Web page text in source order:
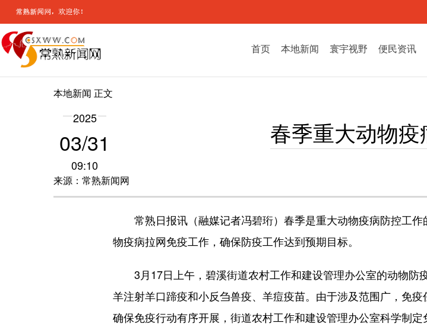
首页 本地新闻 寰宇视野 便民资讯
本地新闻 正文
2025
03/31
09:10
来源：常熟新闻网
春季重大动物
常熟日报讯（融媒记者冯碧珩）春季是重大动物疫病防控工
物疫病拉网免疫工作，确保防疫工作达到预期目标。
3月17日上午，碧溪街道农村工作和建设管理办公室的动物
羊注射羊口蹄疫和小反刍兽疫、羊痘疫苗。由于涉及范围广，免
确保免疫行动有序开展，街道农村工作和建设管理办公室科学制